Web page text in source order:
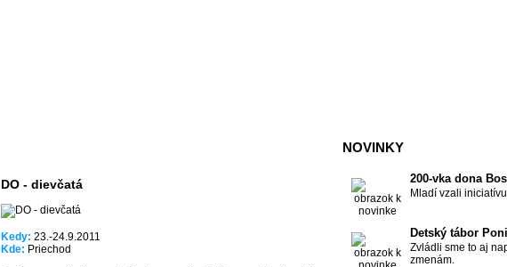
DO - dievčatá
Kedy: 23.-24.9.2011
Kde: Priechod
NOVINKY
200-vka dona
Mladí vzali
Detský tábor
Zvládli sme to aj
zmenám.